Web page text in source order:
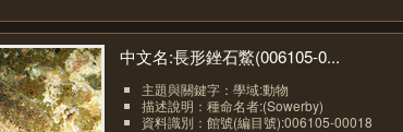
中文名:長形銼石鱉(006105-0...
主題與關鍵字：學域:動物
描述說明：種命名者:(Sowerby)
資料識別：館號(編目號):006105-00018